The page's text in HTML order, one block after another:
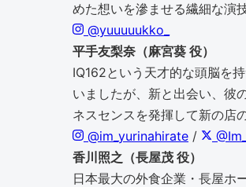
めた想いを滲ませる繊細な演
@yuuuuukko_
平手友梨奈（麻宮葵 役）
IQ162という天才的な頭脳を
いましたが、新と出会い、彼
ネスセンスを発揮して新の店
@im_yurinahirate /
香川照之（長屋茂 役）
日本最大の外食企業・長屋ホ